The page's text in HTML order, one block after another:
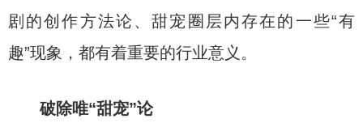
剧的创作方法论、甜宠圈层内存在的一些“有
趣”现象，都有着重要的行业意义。
破除唯“甜宠”论